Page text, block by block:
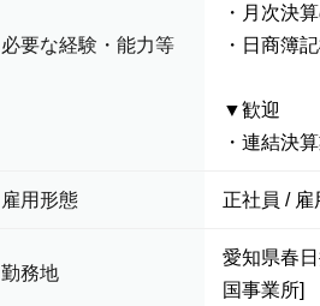
必要な経験・能力等
・月次決
・日商簿
▼歓迎
・連結決
雇用形態 正社員 /
勤務地
愛知県春
国事業所]